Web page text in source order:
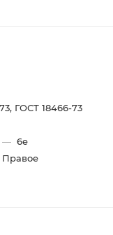
ГОСТ 18466-73
— 6e
Правое